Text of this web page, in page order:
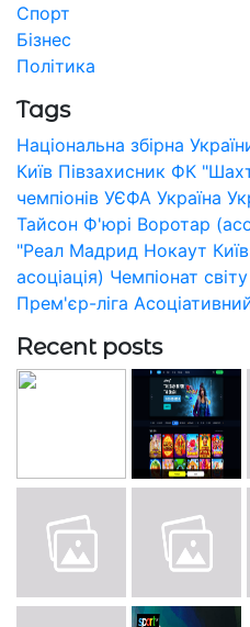
Спорт
Бізнес
Політика
Tags
Національна збірна
Київ Півзахисник ФК
чемпіонів УЄФА Україна
Тайсон Ф'юрі Воротар
"Реал Мадрид Нокаут Київ
асоціація) Чемпіонат
Прем'єр-ліга
Recent posts